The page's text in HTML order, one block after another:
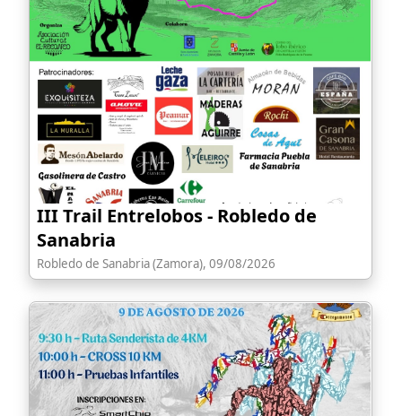
III Trail Entrelobos - Robledo de
Sanabria
Robledo de Sanabria (Zamora), 09/08/2026